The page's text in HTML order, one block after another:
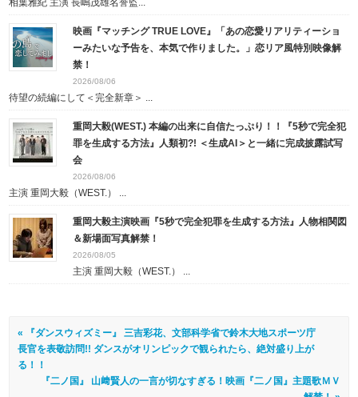
相葉雅紀 主演 長嶋茂雄名誉監...
映画『マッチング TRUE LOVE』「あの恋愛リアリティーショ
ーみたいな予告を、本気で作りました。」恋リア風特別映像解
禁！
2026/08/06
待望の続編にして＜完全新章＞ ...
重岡大毅(WEST.) 本編の出来に自信たっぷり！！『5秒で完全犯
罪を生成する方法』人類初?! ＜生成AI＞と一緒に完成披露試写
会
2026/08/06
主演 重岡大毅（WEST.） ...
重岡大毅主演映画『5秒で完全犯罪を生成する方法』人物相関図
＆新場面写真解禁！
2026/08/05
主演 重岡大毅（WEST.） ...
« 『ダンスウィズミー』 三吉彩花、文部科学省で鈴木大地スポーツ庁
長官を表敬訪問!! ダンスがオリンピックで観られたら、絶対盛り上が
る！！
『二ノ国』 山﨑賢人の一言が切なすぎる！映画『二ノ国』主題歌ＭＶ